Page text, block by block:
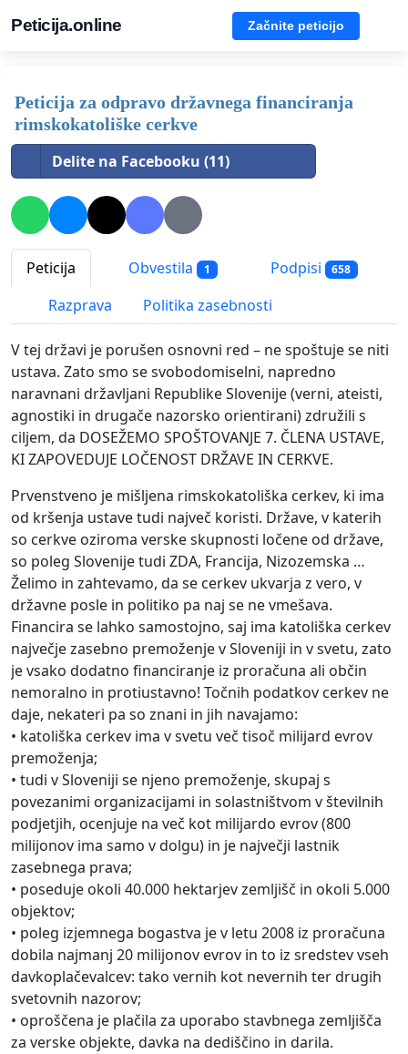
Peticija.online Začnite peticijo
Peticija za odpravo državnega financiranja
rimskokatoliške cerkve
Delite na Facebooku (11)
Peticija Obvestila 1 Podpisi 658
Razprava Politika zasebnosti
V tej državi je porušen osnovni red – ne spoštuje se niti
ustava. Zato smo se svobodomiselni, napredno
naravnani državljani Republike Slovenije (verni, ateisti,
agnostiki in drugače nazorsko orientirani) združili s
ciljem, da DOSEŽEMO SPOŠTOVANJE 7. ČLENA USTAVE,
KI ZAPOVEDUJE LOČENOST DRŽAVE IN CERKVE.
Prvenstveno je mišljena rimskokatoliška cerkev, ki ima
od kršenja ustave tudi največ koristi. Države, v katerih
so cerkve oziroma verske skupnosti ločene od države,
so poleg Slovenije tudi ZDA, Francija, Nizozemska …
Želimo in zahtevamo, da se cerkev ukvarja z vero, v
državne posle in politiko pa naj se ne vmešava.
Financira se lahko samostojno, saj ima katoliška cerkev
največje zasebno premoženje v Sloveniji in v svetu, zato
je vsako dodatno financiranje iz proračuna ali občin
nemoralno in protiustavno! Točnih podatkov cerkev ne
daje, nekateri pa so znani in jih navajamo:
• katoliška cerkev ima v svetu več tisoč milijard evrov
premoženja;
• tudi v Sloveniji se njeno premoženje, skupaj s
povezanimi organizacijami in solastništvom v številnih
podjetjih, ocenjuje na več kot milijardo evrov (800
milijonov ima samo v dolgu) in je največji lastnik
zasebnega prava;
• poseduje okoli 40.000 hektarjev zemljišč in okoli 5.000
objektov;
• poleg izjemnega bogastva je v letu 2008 iz proračuna
dobila najmanj 20 milijonov evrov in to iz sredstev vseh
davkoplačevalcev: tako vernih kot nevernih ter drugih
svetovnih nazorov;
• oproščena je plačila za uporabo stavbnega zemljišča
za verske objekte, davka na dediščino in darila.